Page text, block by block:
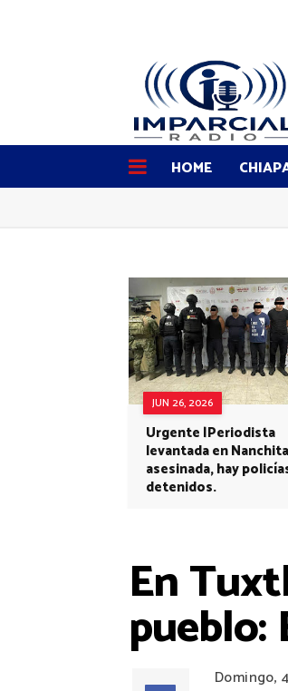
HOME
JUN 26, 2026
Urgente |Periodista
levantada en
asesinada, hay
detenidos.
En
pueblo:
Domingo,